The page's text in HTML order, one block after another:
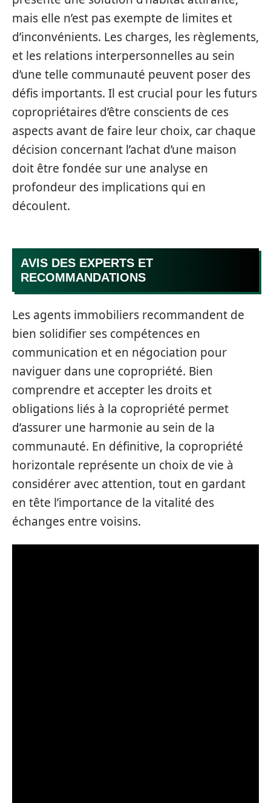
mais elle n’est pas exempte de limites et
d’inconvénients. Les charges, les règlements,
et les relations interpersonnelles au sein
d’une telle communauté peuvent poser des
défis importants. Il est crucial pour les futurs
copropriétaires d’être conscients de ces
aspects avant de faire leur choix, car chaque
décision concernant l’achat d’une maison
doit être fondée sur une analyse en
profondeur des implications qui en
découlent.
AVIS DES EXPERTS ET
RECOMMANDATIONS
Les agents immobiliers recommandent de
bien solidifier ses compétences en
communication et en négociation pour
naviguer dans une copropriété. Bien
comprendre et accepter les droits et
obligations liés à la copropriété permet
d’assurer une harmonie au sein de la
communauté. En définitive, la copropriété
horizontale représente un choix de vie à
considérer avec attention, tout en gardant
en tête l’importance de la vitalité des
échanges entre voisins.